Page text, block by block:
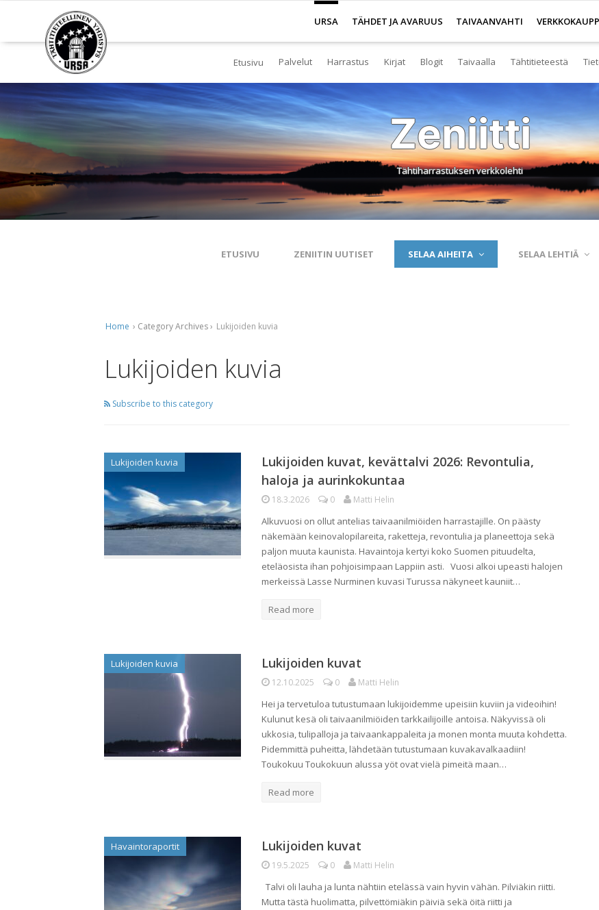
URSA TÄHDET JA AVARUUS TAIVAANVAHTI
Etusivu
Jäsenyys
Yleistä Ursan palveluista
Toimisto
Kirjasto
Planetaario
Palvelut
Yleistä harrastuksesta
Nuorisotoiminta
Tähtitornit
Harrastusryhmät
Harrastusjulkaisut
Harrastus
Kaukoputkikauppa
Kirjat
Tuoreimmat
Kosmokseen kirjoitettua
Terveisiä kiertoradalta
Kraatterin reunalta
Eksoplaneetta hukassa
Blogit
Tähtitaivas
Tähtikartta
Tähtikartta classic
Havaintopaikat
Taivaan havaitseminen
Taivaalla
Usein
Tietokantoja
Tähtitieteestä
Zeniitti
Tähtiharrastuksen verkkolehti
ETUSIVU ZENIITIN UUTISET SELAA AIHEITA SELAA LEHTIÄ
Home › Category Archives › Lukijoiden kuvia
Lukijoiden kuvia
Subscribe to this category
Lukijoiden kuvia
Lukijoiden kuvat, kevättalvi 2026: Revontulia,
haloja ja aurinkokuntaa
18.3.2026 0 Matti Helin
Alkuvuosi on ollut antelias taivaanilmiöiden harrastajille. On päästy
näkemään keinovalopilareita, raketteja, revontulia ja planeettoja sekä
paljon muuta kaunista. Havaintoja kertyi koko Suomen pituudelta,
eteläosista ihan pohjoisimpaan Lappiin asti. Vuosi alkoi upeasti halojen
merkeissä Lasse Nurminen kuvasi Turussa näkyneet kauniit…
Read more
Lukijoiden kuvia Lukijoiden kuvat
12.10.2025 0 Matti Helin
Hei ja tervetuloa tutustumaan lukijoidemme upeisiin kuviin ja videoihin!
Kulunut kesä oli taivaanilmiöiden tarkkailijoille antoisa. Näkyvissä oli
ukkosia, tulipalloja ja taivaankappaleita ja monen monta muuta kohdetta.
Pidemmittä puheitta, lähdetään tutustumaan kuvakavalkaadiin!
Toukokuu Toukokuun alussa yöt ovat vielä pimeitä maan…
Read more
Havaintoraportit Lukijoiden kuvat
19.5.2025 0 Matti Helin
Talvi oli lauha ja lunta nähtiin etelässä vain hyvin vähän. Pilviäkin riitti.
Mutta tästä huolimatta, pilvettömiäkin päiviä sekä öitä riitti ja